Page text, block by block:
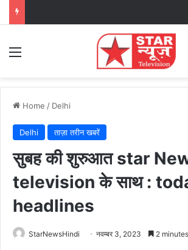
Menu
Home / Delhi
Delhi ताज़ा तरीन खबरें
सुबह की शुरुआत star
television के साथ :
headlines
StarNewsHindi नवम्बर 3, 2023 2